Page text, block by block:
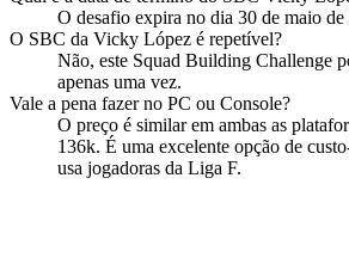
O desafio expira no dia 30 de maio
O SBC da Vicky López é repetível?
Não, este Squad Building Challenge
apenas uma vez.
Vale a pena fazer no PC ou Console?
O preço é similar em ambas as
136k. É uma excelente opção de
usa jogadoras da Liga F.